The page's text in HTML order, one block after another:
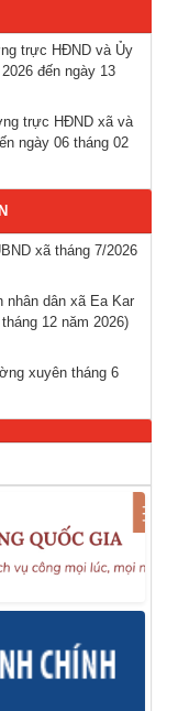
đi làm việc ở
các vị trí dự kiến
ADN thân nhân
trực HĐND và Ủy
đến ngày 13
trực HĐND xã và
ngày 06 tháng 02
xã tháng 7/2026
nhân dân xã Ea Kar
12 năm 2026)
xuyên tháng 6